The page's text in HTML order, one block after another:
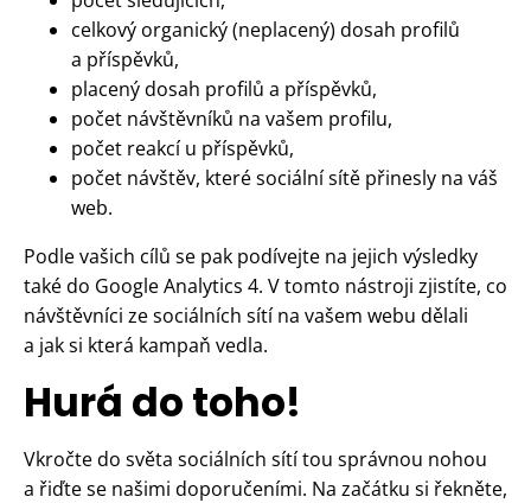
celkový organický (neplacený) dosah profilů
a příspěvků,
placený dosah profilů a příspěvků,
počet návštěvníků na vašem profilu,
počet reakcí u příspěvků,
počet návštěv, které sociální sítě přinesly na váš
web.
Podle vašich cílů se pak podívejte na jejich výsledky
také do Google Analytics 4. V tomto nástroji zjistíte, co
návštěvníci ze sociálních sítí na vašem webu dělali
a jak si která kampaň vedla.
Hurá do toho!
Vkročte do světa sociálních sítí tou správnou nohou
a řiďte se našimi doporučeními. Na začátku si řekněte,